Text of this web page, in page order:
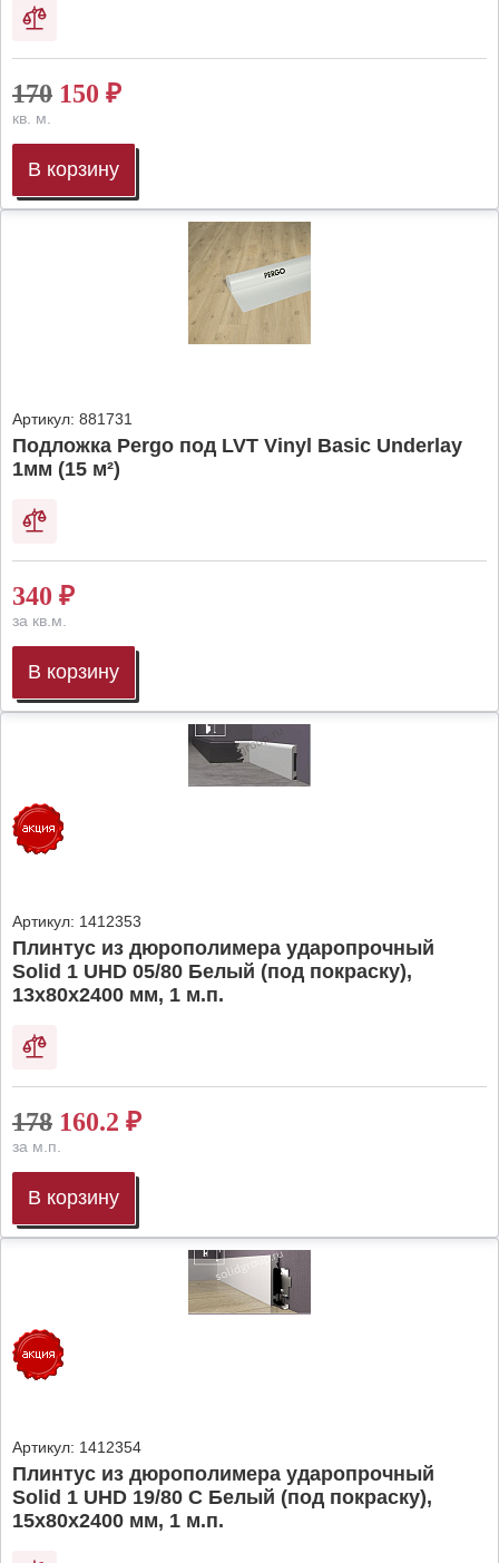
170 150 ₽
кв. м.
В корзину
Артикул: 881731
Подложка Pergo под LVT Vinyl Basic Underlay
1мм (15 м²)
340 ₽
за кв.м.
В корзину
Артикул: 1412353
Плинтус из дюрополимера ударопрочный
Solid 1 UHD 05/80 Белый (под покраску),
13х80х2400 мм, 1 м.п.
178 160.2 ₽
за м.п.
В корзину
Артикул: 1412354
Плинтус из дюрополимера ударопрочный
Solid 1 UHD 19/80 C Белый (под покраску),
15х80х2400 мм, 1 м.п.